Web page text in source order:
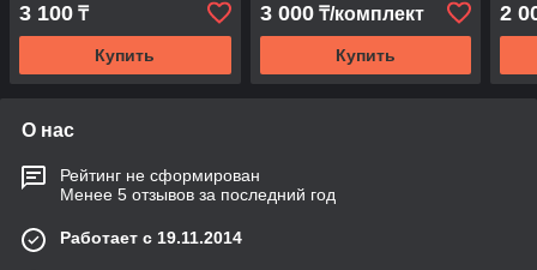
3 100 ₸
Купить
3 000₸/комплект
Купить
2
О нас
Рейтинг не сформирован
Менее 5 отзывов за последний год
Работает с 19.11.2014